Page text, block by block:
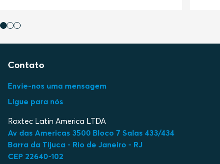
Contato
Envie-nos uma mensagem
Ligue para nós
Roxtec Latin America LTDA
Av das Americas 3500 Bloco 7 Salas 433/434
Barra da Tijuca - Rio de Janeiro - RJ
CEP 22640-102